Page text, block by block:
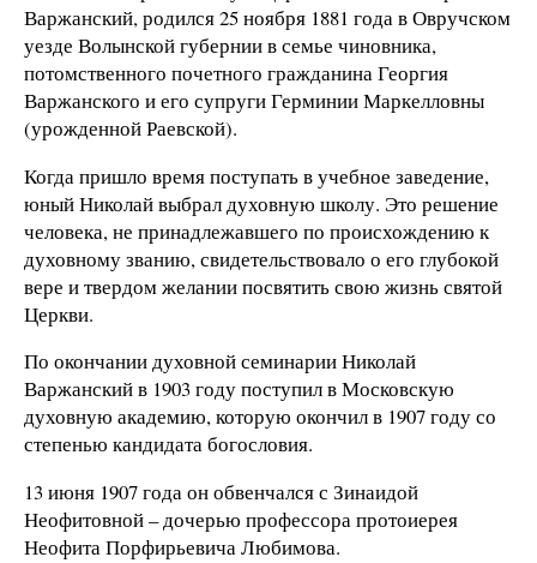
Варжанский, родился 25 ноября 1881 года в Овручском
уезде Волынской губернии в семье чиновника,
потомственного почетного гражданина Георгия
Варжанского и его супруги Герминии Маркелловны
(урожденной Раевской).
Когда пришло время поступать в учебное заведение,
юный Николай выбрал духовную школу. Это решение
человека, не принадлежавшего по происхождению к
духовному званию, свидетельствовало о его глубокой
вере и твердом желании посвятить свою жизнь святой
Церкви.
По окончании духовной семинарии Николай
Варжанский в 1903 году поступил в Московскую
духовную академию, которую окончил в 1907 году со
степенью кандидата богословия.
13 июня 1907 года он обвенчался с Зинаидой
Неофитовной – дочерью профессора протоиерея
Неофита Порфирьевича Любимова.